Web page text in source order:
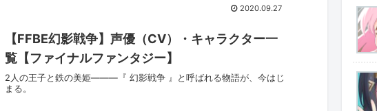
2020.09.27
【FFBE幻影戦争】声優（CV）・キャラクター一
覧【ファイナルファンタジー】
2人の王子と鉄の美姫―――『 幻影戦争 』と呼ばれる物語が、今はじ
まる。